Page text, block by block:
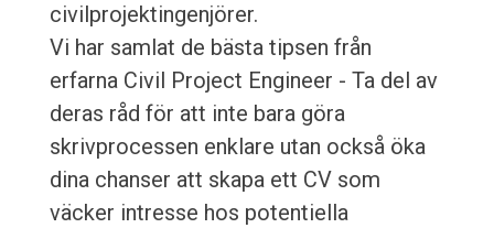
civilprojektingenjörer.
Vi har samlat de bästa tipsen från
erfarna Civil Project Engineer - Ta del av
deras råd för att inte bara göra
skrivprocessen enklare utan också öka
dina chanser att skapa ett CV som
väcker intresse hos potentiella